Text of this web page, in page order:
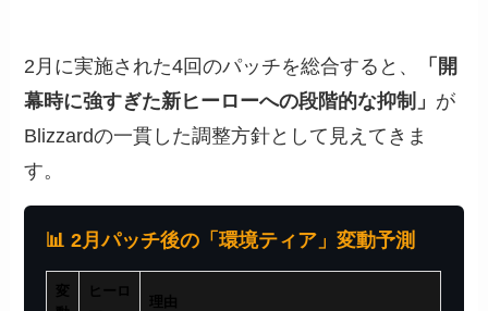
2月に実施された4回のパッチを総合すると、
「開
幕時に強すぎた新ヒーローへの段階的な抑制」 が
Blizzardの一貫した調整方針として見えてきま
す。
📊 2月パッチ後の「環境ティア」変動予測
変
ヒーロ
理由